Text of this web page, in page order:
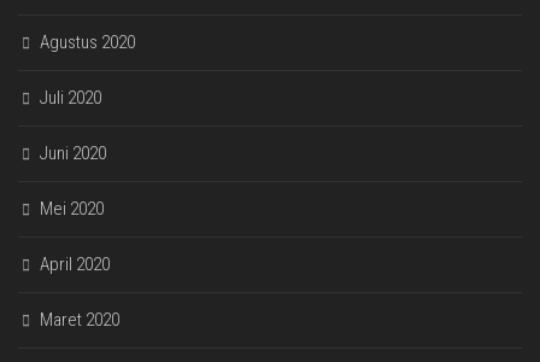
Agustus 2020
Juli 2020
Juni 2020
Mei 2020
April 2020
Maret 2020